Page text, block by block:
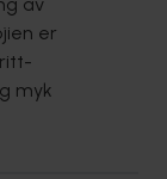
er
myk